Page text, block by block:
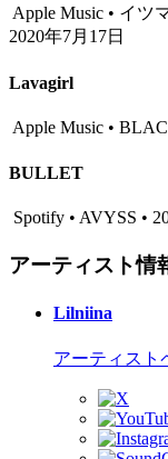
Apple Music • イツ
2020年7月17日
Lavagirl
Apple Music •
BULLET
Spotify • AVYSS •
アーティスト情
Lilniina
アーティスト